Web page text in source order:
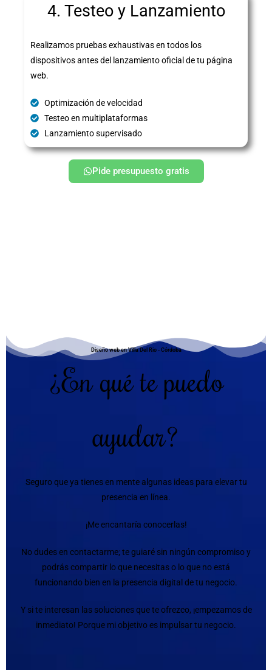
4. Testeo y Lanzamiento
Realizamos pruebas exhaustivas en todos los
dispositivos antes del lanzamiento oficial de tu página
web.
Optimización de velocidad
Testeo en multiplataformas
Lanzamiento supervisado
Pide presupuesto gratis
Diseño web en Villa Del Rio - Córdoba
¿En qué te puedo
ayudar?
Seguro que ya tienes en mente algunas ideas para elevar tu
presencia en línea.
¡Me encantaría conocerlas!
No dudes en contactarme; te guiaré sin ningún compromiso y
podrás compartir lo que necesitas o lo que no está
funcionando bien en la presencia digital de tu negocio.
Y si te interesan las soluciones que te ofrezco, ¡empezamos de
inmediato! Porque mi objetivo es impulsar tu negocio.